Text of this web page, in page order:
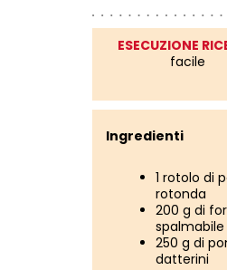
ESECUZIONE
facile
Ingredienti
1 rotolo di
rotonda
200 g di
spalmabile
250 g di
datterini